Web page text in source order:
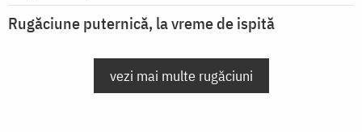
Rugăciune puternică, la vreme de ispită
vezi mai multe rugăciuni